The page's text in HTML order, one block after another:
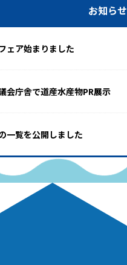
お知らせ
ェア始まりました
会庁舎で道産水産物PR展示
一覧を公開しました